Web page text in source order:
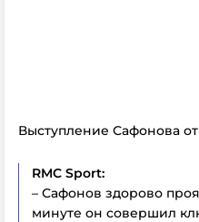
Выступление Сафонова
RMC Sport:
– Сафонов здорово
минуте он совершил